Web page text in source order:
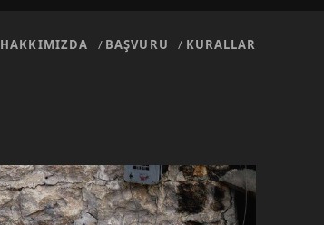
HAKKIMIZDA BAŞVURU KURALLAR